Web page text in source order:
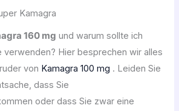
Kamagra
160 mg und warum sollte ich
verwenden? Hier besprechen wir alles
von Kamagra 100 mg . Leiden Sie
dass Sie
oder dass Sie zwar eine